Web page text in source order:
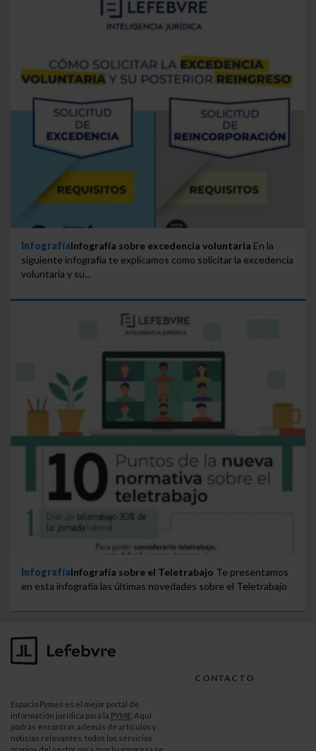
InfografíaInfografía sobre excedencia voluntaria En la
siguiente infografía te explicamos como solicitar la excedencia
voluntaria y su...
InfografíaInfografía sobre el Teletrabajo Te presentamos
en esta infografía las últimas novedades sobre el Teletrabajo
CONTACTO
Espacio Pymes es el mejor portal de
información jurídica para la PYME . Aquí
podrás encontrar, además de artículos y
noticias relevantes, todos los servicios